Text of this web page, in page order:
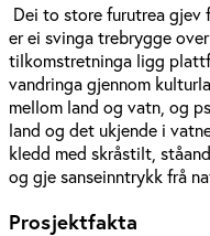
Dei to store furutrea gjev
er ei svinga trebrygge
tilkomstretninga ligg
vandringa gjennom
mellom land og vatn, og
land og det ukjende i
kledd med skråstilt,
og gje sanseinntrykk frå
Prosjektfakta